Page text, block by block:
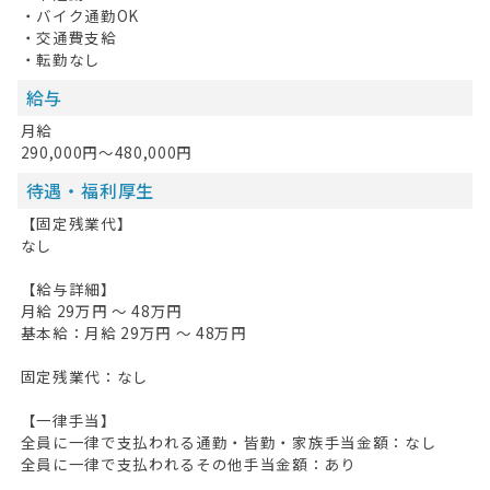
・バイク通勤OK
・交通費支給
・転勤なし
給与
月給
290,000円～480,000円
待遇・福利厚生
【固定残業代】
なし
【給与詳細】
月給 29万円 〜 48万円
基本給：月給 29万円 〜 48万円
固定残業代：なし
【一律手当】
全員に一律で支払われる通勤・皆勤・家族手当金額：なし
全員に一律で支払われるその他手当金額：あり